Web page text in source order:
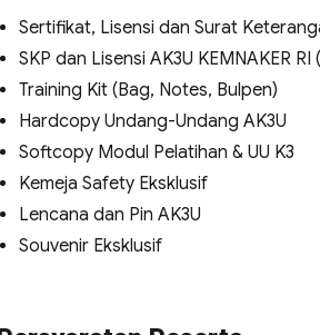
Sertifikat, Lisensi dan Surat
SKP dan Lisensi AK3U KEMNAKER
Training Kit (Bag, Notes, Bulpen)
Hardcopy Undang-Undang AK3U
Softcopy Modul Pelatihan & UU K3
Kemeja Safety Eksklusif
Lencana dan Pin AK3U
Souvenir Eksklusif